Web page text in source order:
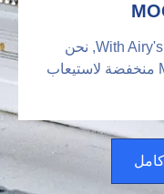
With, نحن
نضمن التوصيل السريع ودعم MOQs منخفضة لاستيعاب